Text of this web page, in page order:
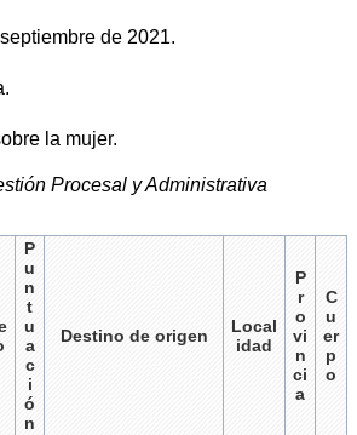
de 2021.
la mujer.
Procesal y Administrativa
P
u
n
t
u
a
c
i
ó
n
Destino de origen
Local
idad
P
r
o
vi
n
ci
a
C
u
er
p
o